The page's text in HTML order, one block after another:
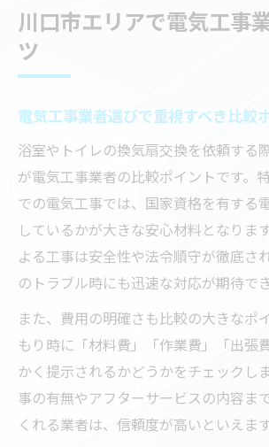
川口市エリアで電気工事
ツ
電気工事業者選びで重視すべき比較
浴室やトイレの換気扇交換を依頼する
が電気工事業者の比較ポイントです。
での電気工事では、国家資格を有する
しているかが大きな安心材料となりま
よる工事は安全性や法令順守が徹底さ
のトラブル時にも迅速な対応が期待でき
また、費用の明確さも比較の大きなポ
もり時に「材料費」「作業費」「出張
かく提示されるかどうかをチェックし
事の有無やアフターサービスの内容ま
くれる業者は、信頼度が高いといえます